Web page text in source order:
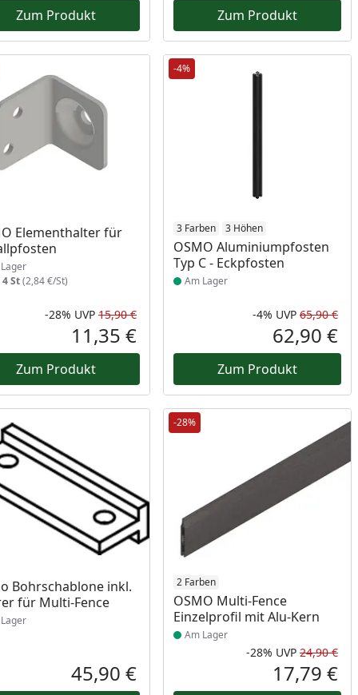
Zum Produkt Zum Produkt
Preis
Elementhalter für
am Lager
4 St(2,84 €/St)
Rabatt in Prozent
-28%
Ursprünglicher Preis
UVP 15,90 €
Aktueller Preis
11,35 €
Zum Produkt
-4%
3 Farben 3 Höhen
OSMO Aluminiumpfosten
Typ C - Eckpfosten
Produkt am Lager
Am Lager
-4% UVP 65,90 €
62,90 €
Zum Produkt
Preis
Bohrschablone inkl.
für Multi-Fence
am Lager
Aktueller Preis
45,90 €
-28%
2 Farben
OSMO Multi-Fence
Einzelprofil mit Alu-Kern
Produkt am Lager
Am Lager
-28% UVP 24,90 €
17,79 €